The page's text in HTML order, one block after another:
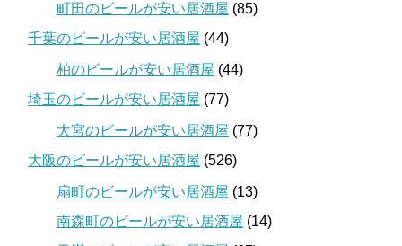
町田のビールが安い居酒屋 (85)
千葉のビールが安い居酒屋 (44)
柏のビールが安い居酒屋 (44)
埼玉のビールが安い居酒屋 (77)
大宮のビールが安い居酒屋 (77)
大阪のビールが安い居酒屋 (526)
扇町のビールが安い居酒屋 (13)
南森町のビールが安い居酒屋 (14)